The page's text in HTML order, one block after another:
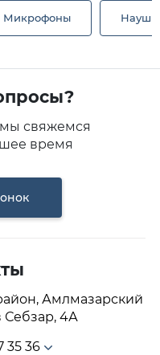
Микрофоны
свяжемся
время
Амлмазарский
Себзар, 4А
35 36